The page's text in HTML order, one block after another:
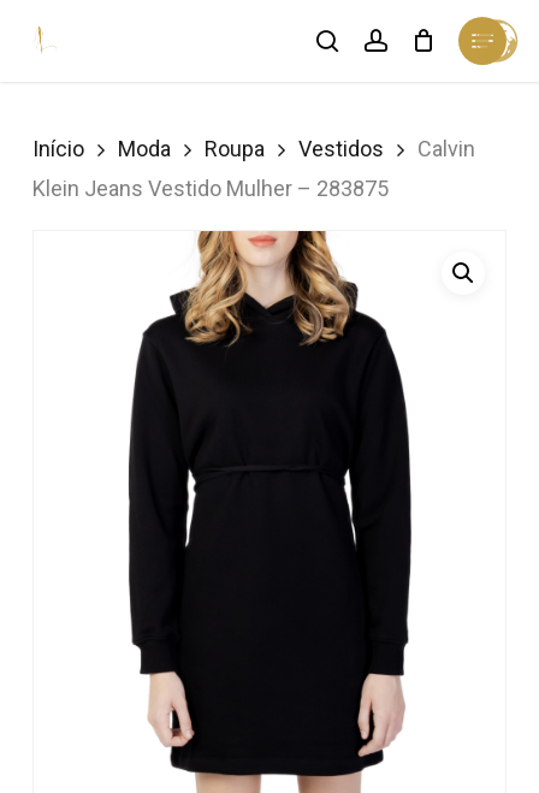
searchaccount
Menu
Close
Cart
Início Moda Roupa Vestidos
Calvin
Klein Jeans Vestido Mulher – 283875